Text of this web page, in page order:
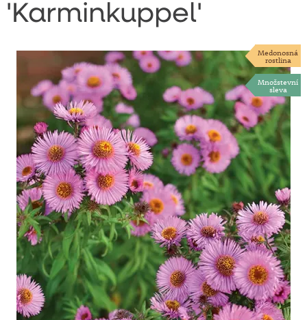
'Karminkuppel'
Medonosná
rostlina
Množstevní
sleva